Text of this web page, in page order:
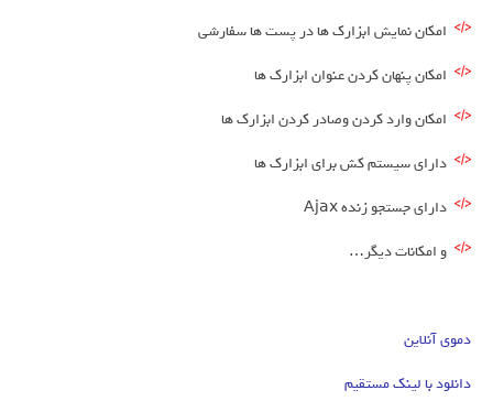
امکان نمایش ابزارک ها در پست ها سفارشی
امکان پنهان کردن عنوان ابزارک ها
امکان وارد کردن وصادر کردن ابزارک ها
دارای سیستم کش برای ابزارک ها
دارای جستجو زنده Ajax
و امکانات دیگر…
دموی آنلاین
دانلود با لینک مستقیم